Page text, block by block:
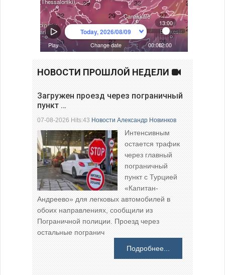
НОВОСТИ ПРОШЛОЙ НЕДЕЛИ
Загружен проезд через пограничный
пункт …
07-08-2026 Hits:43Новости Александр Новинков
Интенсивным
остается трафик
через главный
пограничный
пункт с Турцией
«Капитан-
Андреево» для легковых автомобилей в
обоих направлениях, сообщили из
Пограничной полиции. Проезд через
остальные погранич
Подробнее...